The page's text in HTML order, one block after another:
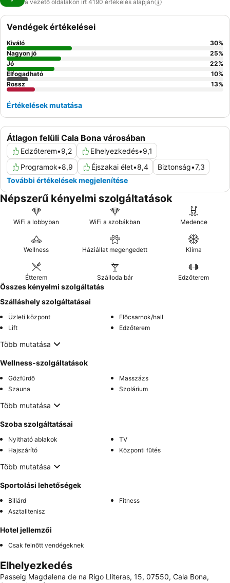
a vezető oldalakon írt 4190 értékelés alapján
Átlagon felüli Cala Bona városában
Edzőterem•9,2 Elhelyezkedés•9,1
Programok•8,9 Éjszakai élet•8,4 Biztonság•7,3
További értékelések megjelenítése
Vendégek értékelései
Kiváló 30%
Nagyon jó
25%
Jó
22%
Elfogadható
10%
Rossz
13%
Értékelések mutatása
Népszerű kényelmi szolgáltatások
WiFi a lobbyban WiFi a szobákban Medence
Wellness Háziállat megengedett Klíma
Étterem Szálloda bár Edzőterem
Összes kényelmi szolgáltatás
Szálláshely szolgáltatásai
Üzleti központ
Előcsarnok/hall
Lift
Edzőterem
Több mutatása
Wellness-szolgáltatások
Gőzfürdő
Masszázs
Szauna
Szolárium
Több mutatása
Szoba szolgáltatásai
Nyitható ablakok
TV
Hajszárító
Központi fűtés
Több mutatása
Sportolási lehetőségek
Biliárd
Fitness
Asztalitenisz
Hotel jellemzői
Csak felnőtt vendégeknek
Elhelyezkedés
Passeig Magdalena de na Rigo Lliteras, 15, 07550, Cala Bona,